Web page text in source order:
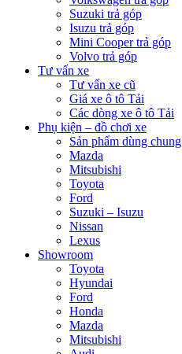
Suzuki trả góp
Isuzu trả góp
Mini Cooper trả góp
Volvo trả góp
Tư vấn xe
Tư vấn xe cũ
Giá xe ô tô Tải
Các dòng xe ô tô Tải
Phụ kiện – đồ chơi xe
Sản phẩm dùng chung
Mazda
Mitsubishi
Toyota
Ford
Suzuki – Isuzu
Nissan
Lexus
Showroom
Toyota
Hyundai
Ford
Honda
Mazda
Mitsubishi